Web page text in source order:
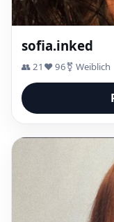
sofia.inked
👥 21 ❤️ 96⚧ Weiblich